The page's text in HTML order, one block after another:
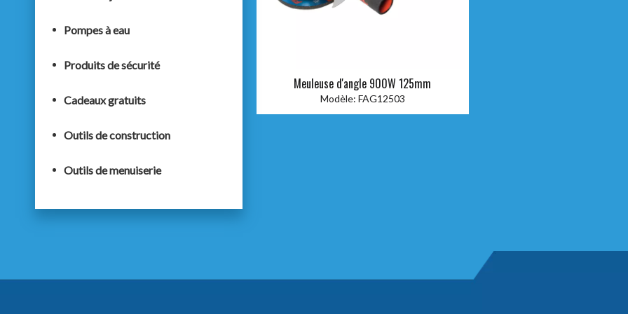
Pompes à eau
Produits de sécurité
Cadeaux gratuits
Outils de construction
Outils de menuiserie
Meuleuse d'angle 900W 125mm
Modèle: FAG12503